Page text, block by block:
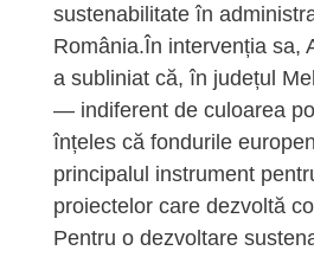
sustenabilitate în
România.În intervenția sa,
a subliniat că, în județul
— indiferent de culoarea
înțeles că fondurile
principalul instrument
proiectelor care dezvoltă
Pentru o dezvoltare